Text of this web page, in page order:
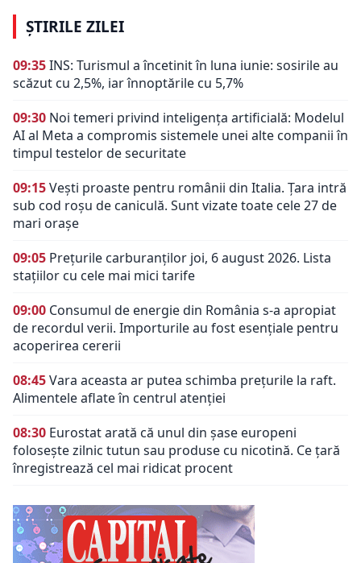
ȘTIRILE ZILEI
09:35INS: Turismul a încetinit în luna iunie: sosirile au
scăzut cu 2,5%, iar înnoptările cu 5,7%
09:30 Noi temeri privind inteligența artificială: Modelul
AI al Meta a compromis sistemele unei alte companii în
timpul testelor de securitate
09:15Vești proaste pentru românii din Italia. Țara intră
sub cod roșu de caniculă. Sunt vizate toate cele 27 de
mari orașe
09:05 Prețurile carburanților joi, 6 august 2026. Lista
stațiilor cu cele mai mici tarife
09:00 Consumul de energie din România s-a apropiat
de recordul verii. Importurile au fost esențiale pentru
acoperirea cererii
08:45Vara aceasta ar putea schimba prețurile la raft.
Alimentele aflate în centrul atenției
08:30 Eurostat arată că unul din șase europeni
folosește zilnic tutun sau produse cu nicotină. Ce țară
înregistrează cel mai ridicat procent